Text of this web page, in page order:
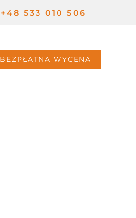
+48 533 010 506
BEZPŁATNA WYCENA